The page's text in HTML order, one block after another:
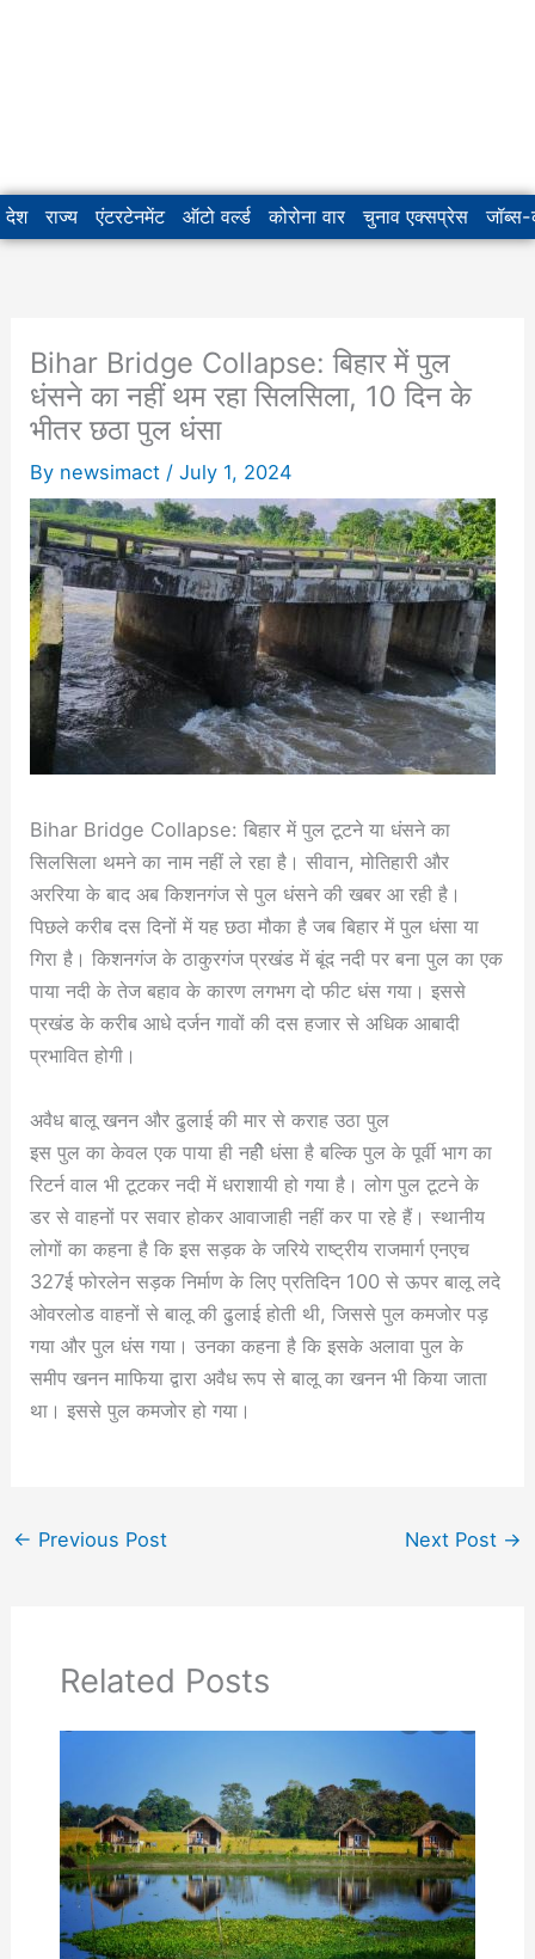
देश राज्य एंटरटेनमेंट ऑटो वर्ल्ड कोरोना वार चुनाव एक्सप्रेस जॉब्स-
‌‌‌‌‌‌‌Bihar Bridge Collapse: बिहार में पुल
धंसने का नहीं थम रहा सिलसिला, 10 दिन के
भीतर छठा पुल धंसा
By newsimact /July 1, 2024
‌‌‌‌‌‌‌Bihar Bridge Collapse: बिहार में पुल टूटने या धंसने का
सिलसिला थमने का नाम नहीं ले रहा है। सीवान, मोतिहारी और
अररिया के बाद अब किशनगंज से पुल धंसने की खबर आ रही है।
पिछले करीब दस दिनों में यह छठा मौका है जब बिहार में पुल धंसा या
गिरा है। किशनगंज के ठाकुरगंज प्रखंड में बूंद नदी पर बना पुल का एक
पाया नदी के तेज बहाव के कारण लगभग दो फीट धंस गया। इससे
प्रखंड के करीब आधे दर्जन गावों की दस हजार से अधिक आबादी
प्रभावित होगी।
अवैध बालू खनन और ढुलाई की मार से कराह उठा पुल
इस पुल का केवल एक पाया ही नहीेे धंसा है बल्कि पुल के पूर्वी भाग का
रिटर्न वाल भी टूटकर नदी में धराशायी हो गया है। लोग पुल टूटने के
डर से वाहनों पर सवार होकर आवाजाही नहीं कर पा रहे हैं। स्थानीय
लोगों का कहना है कि इस सड़क के जरिये राष्ट्रीय राजमार्ग एनएच
327ई फोरलेन सड़क निर्माण के लिए प्रतिदिन 100 से ऊपर बालू लदे
ओवरलोड वाहनों से बालू की ढुलाई होती थी, जिससे पुल कमजोर पड़
गया और पुल धंस गया। उनका कहना है कि इसके अलावा पुल के
समीप खनन माफिया द्वारा अवैध रूप से बालू का खनन भी किया जाता
था। इससे पुल कमजोर हो गया।
← Previous Post Next Post →
Related Posts